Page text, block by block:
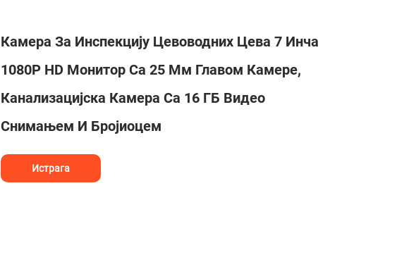
Камера За Инспекцију Цевоводних Цева 7 Инча
1080P HD Монитор Са 25 Мм Главом Камере,
Канализацијска Камера Са 16 ГБ Видео
Снимањем И Бројиоцем
Истрага